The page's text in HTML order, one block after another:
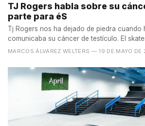
TJ Rogers habla sobre su
parte para éS
Tj Rogers nos ha dejado de piedra cuando
comunicaba su cáncer de testículo. El
llevaba...
MARCOS ÁLVAREZ WELTERS — 19 DE MAYO DE